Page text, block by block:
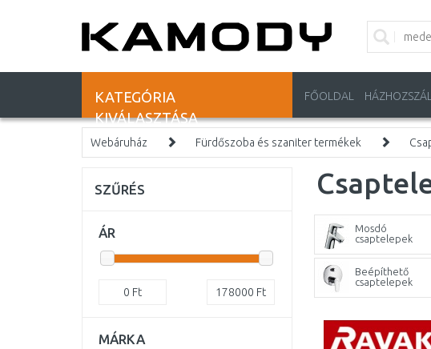
KATEGÓRIA
KIVÁLASZTÁSA
FŐOLDAL
Webáruház Fürdőszoba és szaniter termékek
Mosdó
csaptelepek
Beépíthető
csaptelepek
SZŰRÉS
ÁR
0 Ft 178000 Ft
MÁRKA